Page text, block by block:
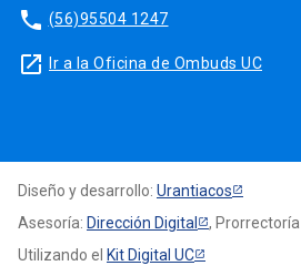
phone (56)95504 1247
launch Ir a la Oficina de Ombuds UC
Diseño y desarrollo: Urantiacos
Asesoría: Dirección Digital
, Prorrectoría
Utilizando el Kit Digital UC